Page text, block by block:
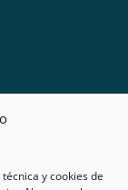
y cookies de